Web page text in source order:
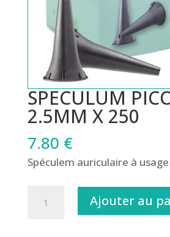
SPECULUM
2.5MM X 250
7.80 €
Spéculem auriculaire à
Ajouter au